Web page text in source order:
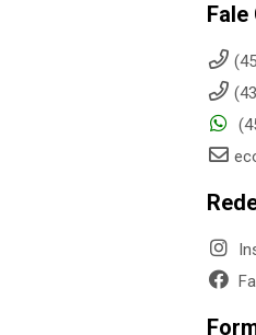
Fale